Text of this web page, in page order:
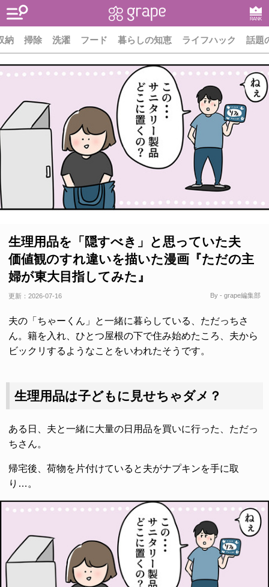
RANK
納 掃除 洗濯 フード 暮らしの知恵 ライフハック 話題
生理用品を「隠すべき」と思っていた夫
価値観のすれ違いを描いた漫画『ただの主
婦が東大目指してみた』
更新： 2026-07-16 By - grape編集部
夫の「ちゃーくん」と一緒に暮らしている、ただっちさ
ん。籍を入れ、ひとつ屋根の下で住み始めたころ、夫から
ビックリするようなことをいわれたそうです。
生理用品は子どもに見せちゃダメ？
ある日、夫と一緒に大量の日用品を買いに行った、ただっ
ちさん。
帰宅後、荷物を片付けていると夫がナプキンを手に取
り…。